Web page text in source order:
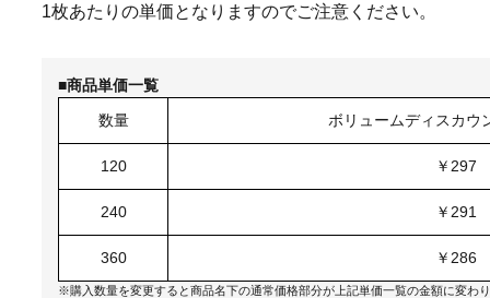
1枚あたりの単価となりますのでご注意ください。
■商品単価一覧
数量
ボリュームディスカウ
120 ￥297
240 ￥291
360 ￥286
※購入数量を変更すると商品名下の通常価格部分が上記単価一覧の金額に変わ